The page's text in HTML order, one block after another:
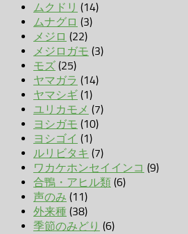
ムクドリ (14)
ムナグロ (3)
メジロ (22)
メジロガモ (3)
モズ (25)
ヤマガラ (14)
ヤマシギ (1)
ユリカモメ (7)
ヨシガモ (10)
ヨシゴイ (1)
ルリビタキ (7)
ワカケホンセイインコ (9)
合鴨・アヒル類 (6)
声のみ (11)
外来種 (38)
季節のみどり (6)